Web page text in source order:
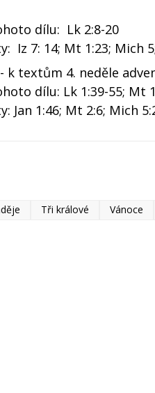
dílu: Lk 2:8-20
Iz 7: 14; Mt 1:23; Mich
- k textům 4. neděle
dílu: Lk 1:39-55; Mt
Jan 1:46; Mt 2:6; Mich
Tři králové Vánoce